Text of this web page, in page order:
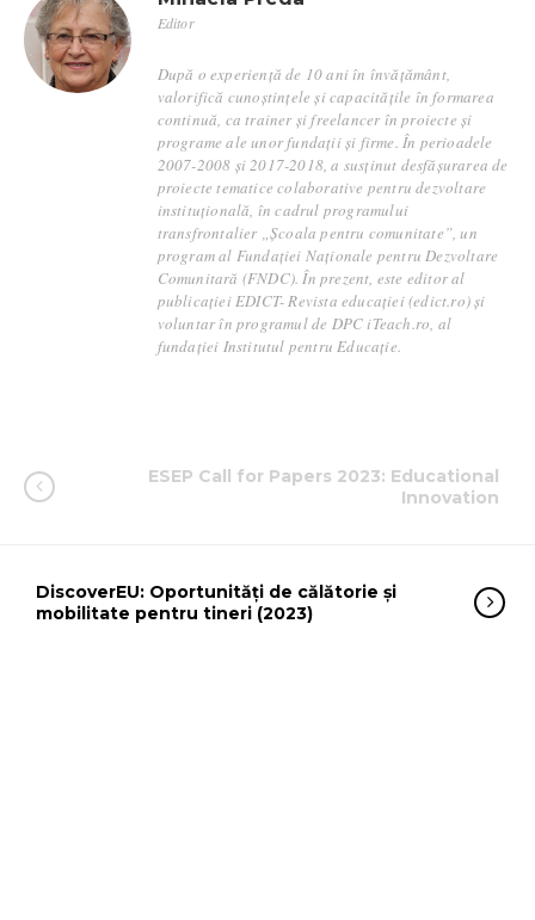
Editor
După o experiență de 10 ani în învățământ,
valorifică cunoștințele și capacitățile în formarea
continuă, ca trainer și freelancer în proiecte și
programe ale unor fundații și firme. În perioadele
2007-2008 și 2017-2018, a susținut desfășurarea de
proiecte tematice colaborative pentru dezvoltare
instituțională, în cadrul programului
transfrontalier „Școala pentru comunitate”, un
program al Fundației Naționale pentru Dezvoltare
Comunitară (FNDC). În prezent, este editor al
publicației EDICT- Revista educației (edict.ro) și
voluntar în programul de DPC iTeach.ro, al
fundației Institutul pentru Educație.
ESEP Call for Papers 2023: Educational
Innovation
DiscoverEU: Oportunități de călătorie și
mobilitate pentru tineri (2023)